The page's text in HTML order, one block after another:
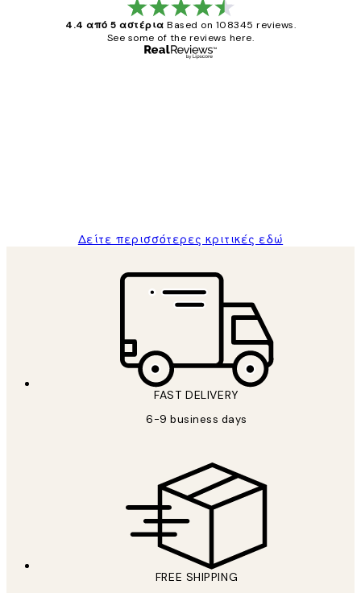
4.4 από 5 αστέρια Based on 108345 reviews.
See some of the reviews here.
Δείτε περισσότερες κριτικές εδώ
FAST DELIVERY
6-9 business days
FREE SHIPPING